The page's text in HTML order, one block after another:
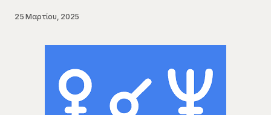
25 Μαρτίου, 2025